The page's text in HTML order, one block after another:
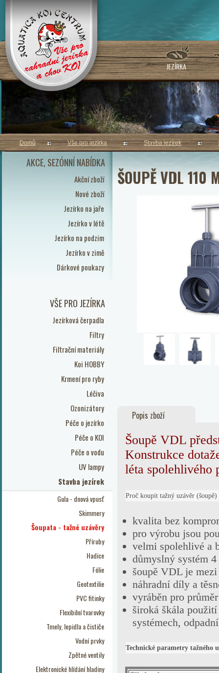
JEZÍRKA
AKCE, SEZÓNNÍ NABÍDKA
Akční zboží
Nové zboží
Jezírko na jaře
Jezírko v létě
Jezírko na podzim
Jezírko v zimě
Dárkové poukazy
VŠE PRO JEZÍRKA
Jezírková čerpadla
Filtry
Filtrační materiály
Koi HOBBY
Krmení pro ryby
Léčiva
Ozonizátory
Péče o jezírko
Péče o KOI
Péče o vodu
UV lampy
Stavba jezírek
Gula - dnová vpusť
Skimmery
Šoupata - tažné uzávěry
Příruby
Hadice
Fólie
Geotextilie
PVC fitinky
Flexibilní tvarovky
Tmely, lepidla a čističe
Vodní prvky
Zpětné ventily
Elektronické hlídání hladiny
Domů Vše pro jezírka Stavba jezírek
ŠOUPĚ VDL 110
Popis zboží
Šoupě VDL
Konstrukce
léta spolehlivého
Proč koupit tažný uzávěr
kvalita bez
pro výrobu jsou
velmi spolehlivé a
důmyslný systém
šoupě VDL je
náhradní díly a
vyráběn pro
široká škála
systémech,
Technické parametry tažného